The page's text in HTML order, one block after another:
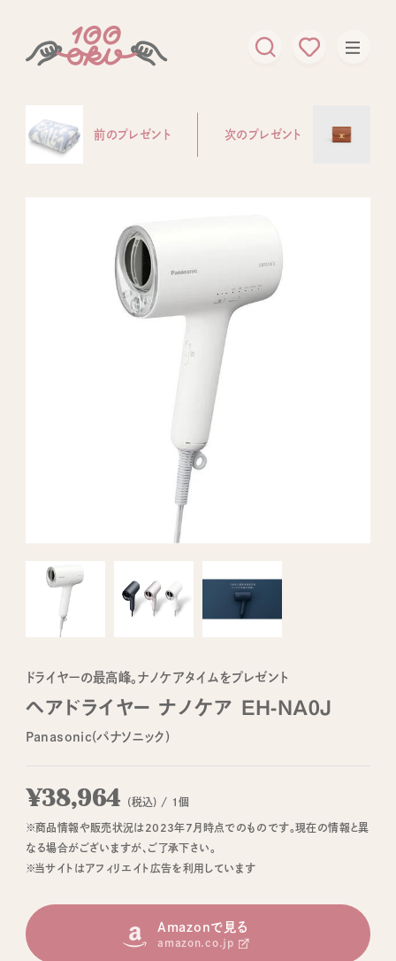
前のプレゼント 次のプレゼント
ドライヤーの最高峰。ナノケアタイムをプレゼント
ヘアドライヤー ナノケア EH-NA0J
Panasonic(パナソニック)
¥38,964 (税込) / 1個
※商品情報や販売状況は2023年7月時点でのものです。現在の情報と異
なる場合がございますが、ご了承下さい。
※当サイトはアフィリエイト広告を利用しています
Amazonで見る
amazon.co.jp